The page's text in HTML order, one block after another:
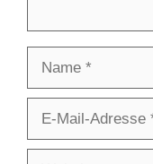
Adresse